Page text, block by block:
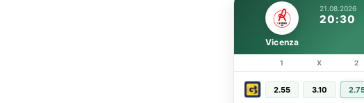
21.08.2026
20:30
Vicenza
1 X 2
2.55 3.10